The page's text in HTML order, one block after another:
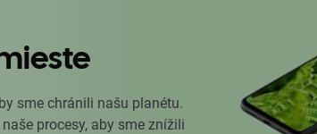
sme chránili našu planétu.
procesy, aby sme znížili